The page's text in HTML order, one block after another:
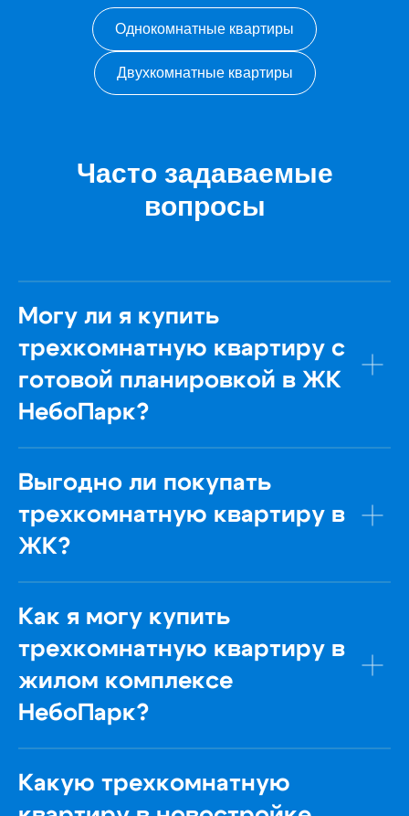
Однокомнатные квартиры
Двухкомнатные квартиры
Часто задаваемые
вопросы
Могу ли я купить
трехкомнатную квартиру с
готовой планировкой в ЖК
НебоПарк?
Выгодно ли покупать
трехкомнатную квартиру в
ЖК?
Как я могу купить
трехкомнатную квартиру в
жилом комплексе
НебоПарк?
Какую трехкомнатную
Получить
эксклюзивное
личное
предложение
и расскажем об эксклюзивном
предложении больше.
Я соглашаюсь на обработку персональных данных и
Отправить
Переезжайте
домой
ООО Специализированный
застройщик «ДКК-ДВ»